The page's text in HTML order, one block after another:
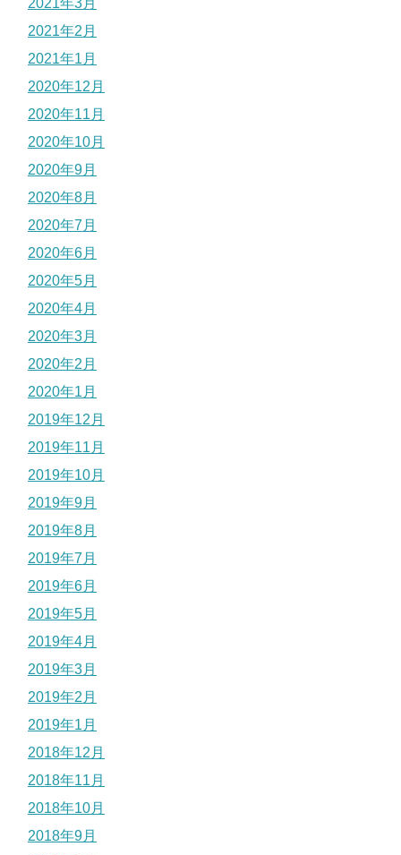
2021年2月
2021年1月
2020年12月
2020年11月
2020年10月
2020年9月
2020年8月
2020年7月
2020年6月
2020年5月
2020年4月
2020年3月
2020年2月
2020年1月
2019年12月
2019年11月
2019年10月
2019年9月
2019年8月
2019年7月
2019年6月
2019年5月
2019年4月
2019年3月
2019年2月
2019年1月
2018年12月
2018年11月
2018年10月
2018年9月